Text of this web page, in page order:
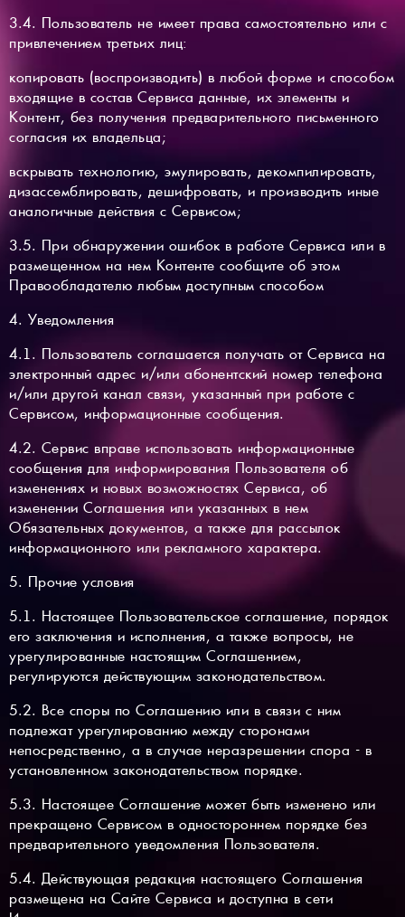
3.4. Пользователь не имеет права самостоятельно или с
привлечением третьих лиц:
копировать (воспроизводить) в любой форме и способом
входящие в состав Сервиса данные, их элементы и
Контент, без получения предварительного письменного
согласия их владельца;
вскрывать технологию, эмулировать, декомпилировать,
дизассемблировать, дешифровать, и производить иные
аналогичные действия с Сервисом;
3.5. При обнаружении ошибок в работе Сервиса или в
размещенном на нем Контенте сообщите об этом
Правообладателю любым доступным способом
4. Уведомления
4.1. Пользователь соглашается получать от Сервиса на
электронный адрес и/или абонентский номер телефона
и/или другой канал связи, указанный при работе с
Сервисом, информационные сообщения.
4.2. Сервис вправе использовать информационные
сообщения для информирования Пользователя об
изменениях и новых возможностях Сервиса, об
изменении Соглашения или указанных в нем
Обязательных документов, а также для рассылок
информационного или рекламного характера.
5. Прочие условия
5.1. Настоящее Пользовательское соглашение, порядок
его заключения и исполнения, а также вопросы, не
урегулированные настоящим Соглашением,
регулируются действующим законодательством.
5.2. Все споры по Соглашению или в связи с ним
подлежат урегулированию между сторонами
непосредственно, а в случае неразрешении спора - в
установленном законодательством порядке.
5.3. Настоящее Соглашение может быть изменено или
прекращено Сервисом в одностороннем порядке без
предварительного уведомления Пользователя.
5.4. Действующая редакция настоящего Соглашения
размещена на Сайте Сервиса и доступна в сети